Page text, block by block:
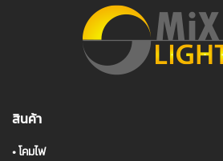
สินค้า
•โคมไฟ